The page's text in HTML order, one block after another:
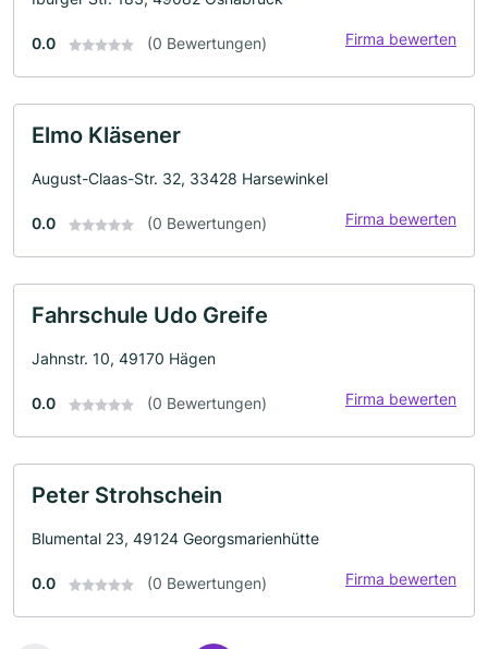
0.0 (0 Bewertungen) Firma bewerten
Elmo Kläsener
August-Claas-Str. 32, 33428 Harsewinkel
0.0 (0 Bewertungen) Firma bewerten
Fahrschule Udo Greife
Jahnstr. 10, 49170 Hägen
0.0 (0 Bewertungen) Firma bewerten
Peter Strohschein
Blumental 23, 49124 Georgsmarienhütte
0.0 (0 Bewertungen) Firma bewerten